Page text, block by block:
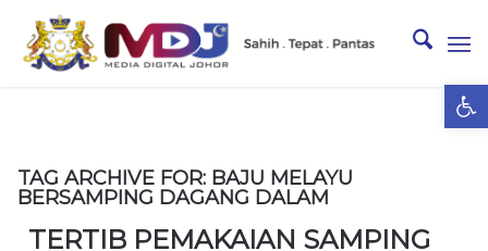
TAG ARCHIVE FOR: BAJU MELAYU
BERSAMPING DAGANG DALAM
TERTIB PEMAKAIAN SAMPING